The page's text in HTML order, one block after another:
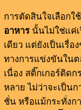
การตัดสินใจเลือกใ
อาหารนั้นไม่ใช่แค่เ
เดียว แต่ยังเป็นเรื่อ
ทางการแข่งขันใน
เนื่อง สติ๊กเกอร์ติด
หลาย ไม่ว่าจะเป็น
ชั่น หรือแม้กระทั่งก